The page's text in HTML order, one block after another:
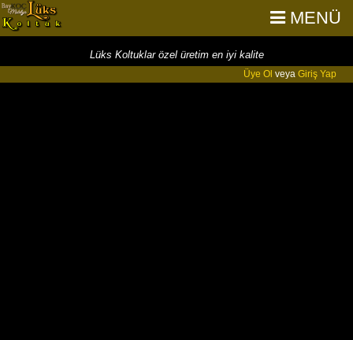
MENÜ
Lüks Koltuklar özel üretim en iyi kalite
Üye Ol veya Giriş Yap